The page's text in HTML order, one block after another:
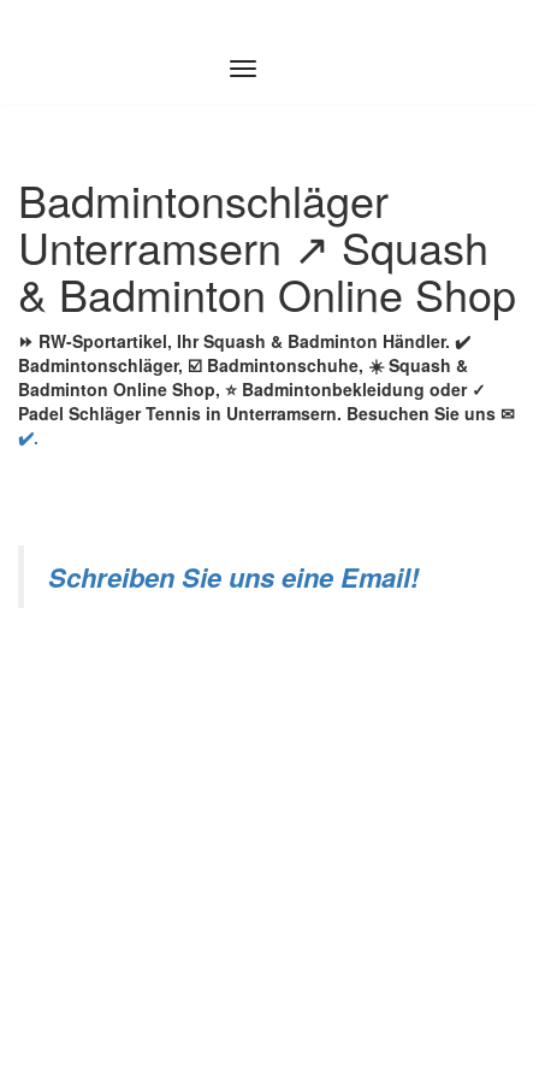
Badmintonschläger
Unterramsern ↗️ Squash
& Badminton Online Shop
⏩ RW-Sportartikel, Ihr Squash & Badminton Händler. ✔️
Badmintonschläger, ☑️ Badmintonschuhe, ☀️ Squash &
Badminton Online Shop, ⭐ Badmintonbekleidung oder ✓
Padel Schläger Tennis in Unterramsern. Besuchen Sie uns ✉
✔️.
Schreiben Sie uns eine Email!